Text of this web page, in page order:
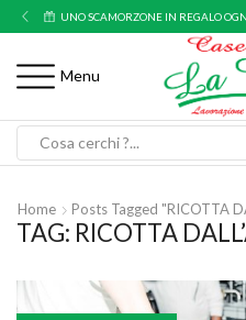
UNO SCAMORZONE IN REGALO
Menu
Home Posts Tagged "RICOTTA
TAG: RICOTTA